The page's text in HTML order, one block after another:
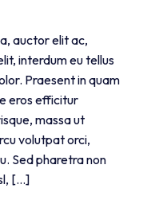
auctor elit ac,
interdum eu tellus
Praesent in quam
eros efficitur
massa ut
volutpat orci,
Sed pharetra non
[…]